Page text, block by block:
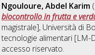
Ngouloure, Abdel Karim
biocontrollo in frutta e
magistrale], Università di
tecnologie alimentari [LM-
accesso riservato.